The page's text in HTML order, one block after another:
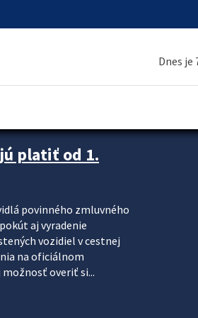
Dnes je
platiť od 1.
povinného zmluvného
aj vyradenie
vozidiel v cestnej
na oficiálnom
overiť si...